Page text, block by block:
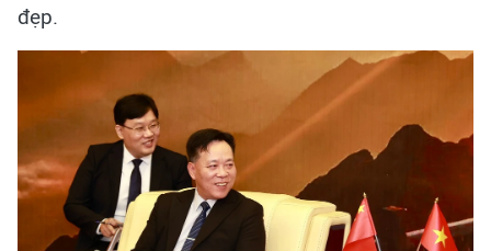
đẹp.